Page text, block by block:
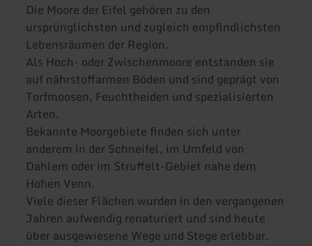
Die Moore der Eifel gehören zu den
ursprünglichsten und zugleich empfindlichsten
Lebensräumen der Region.
Als Hoch- oder Zwischenmoore entstanden sie
auf nährstoffarmen Böden und sind geprägt von
Torfmoosen, Feuchtheiden und spezialisierten
Arten.
Bekannte Moorgebiete finden sich unter
anderem in der Schneifel, im Umfeld von
Dahlem oder im Struffelt-Gebiet nahe dem
Hohen Venn.
Viele dieser Flächen wurden in den vergangenen
Jahren aufwendig renaturiert und sind heute
über ausgewiesene Wege und Stege erlebbar.